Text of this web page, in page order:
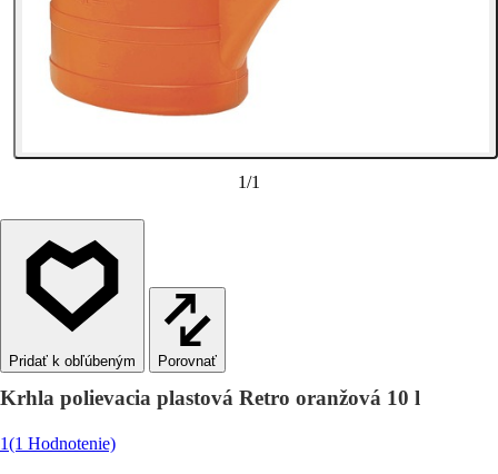
1/1
Porovnať
Krhla polievacia plastová Retro oranžová 10 l
1(1 Hodnotenie)